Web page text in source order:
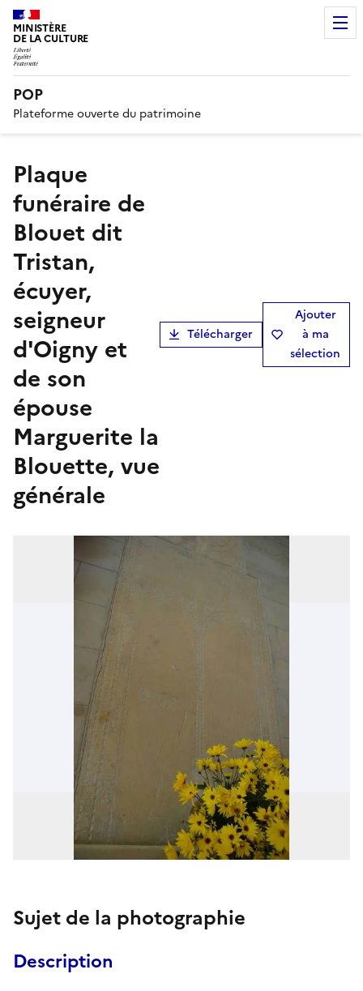
MINISTÈRE
DE LA CULTURE
POP
Plateforme ouverte du patrimoine
plaque
funéraire de
Blouet dit
Tristan,
écuyer,
seigneur
d'Oigny et
de son
épouse
Marguerite la
Blouette, vue
générale
Télécharger
Ajouter
à ma
sélection
Sujet de la photographie
Description